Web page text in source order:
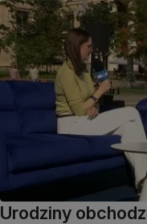
Urodziny